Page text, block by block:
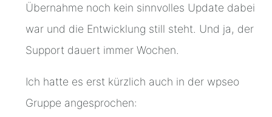
Übernahme noch kein sinnvolles Update dabei
war und die Entwicklung still steht. Und ja, der
Support dauert immer Wochen.
Ich hatte es erst kürzlich auch in der wpseo
Gruppe angesprochen: